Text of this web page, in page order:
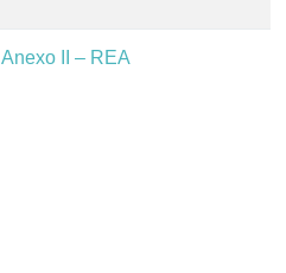
Anexo II – REA